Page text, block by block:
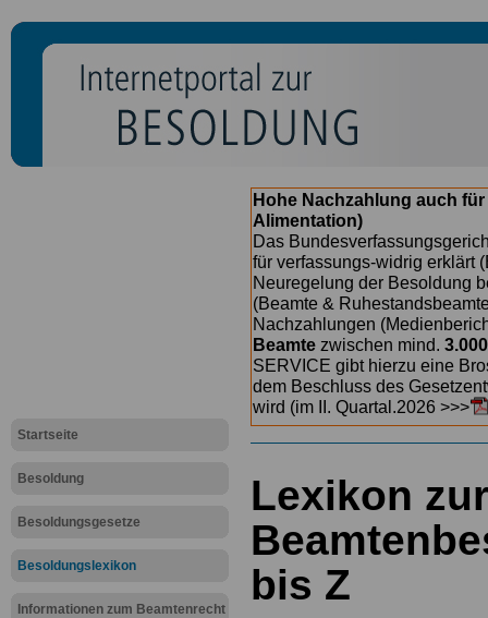
Startseite
Besoldung
Besoldungsgesetze
Besoldungslexikon
Informationen zum Beamtenrecht
Hohe Nachzahlung auch
Alimentation)
Das
für verfassungs-widrig erklärt
Neuregelung der Besoldung
(Beamte &
Nachzahlungen
Beamte zwischen mind.
SERVICE gibt hierzu eine
dem Beschluss des
wird (im II. Quartal.2026 >>>
Lexikon zur
bis Z